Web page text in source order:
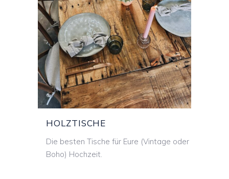
HOLZTISCHE
HOLZTISCHE
Die besten Tische für Eure (Vintage oder
Boho) Hochzeit.